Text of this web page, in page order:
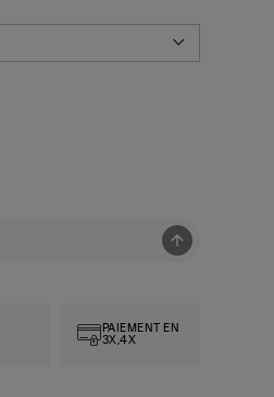
PAIEMENT EN
3X,4X